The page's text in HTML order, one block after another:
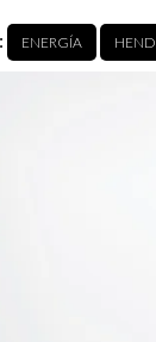
ENERGÍA